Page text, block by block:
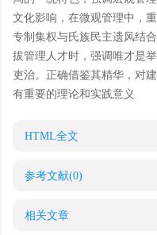
文化影响，在微观管理中，
专制集权与氏族民主遗风结
拔管理人才时，强调唯才是
吏治。正确借鉴其精华，对
有重要的理论和实践意义
HTML全文
参考文献(0)
相关文章